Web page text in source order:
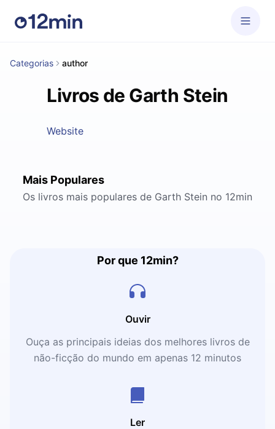
Categorias author
Livros de Garth Stein
Website
Mais Populares
Os livros mais populares de Garth Stein no 12min
Por que 12min?
Ouvir
Ouça as principais ideias dos melhores livros de
não-ficção do mundo em apenas 12 minutos
Ler